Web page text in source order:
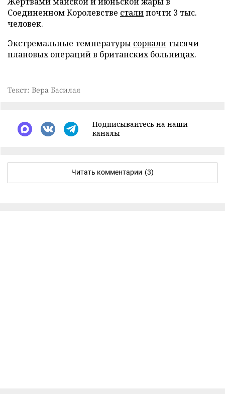
Соединенном Королевстве сталипочти 3 тыс.
человек.
Экстремальные температуры сорвали тысячи
плановых операций в британских больницах.
Текст: Вера Басилая
Подписывайтесь на наши
каналы
Читать комментарии (3)